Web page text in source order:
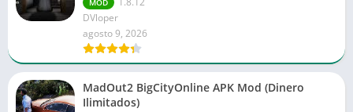
MOD
DVloper
agosto 9, 2026
MadOut2 BigCityOnline APK Mod (Dinero
Ilimitados)